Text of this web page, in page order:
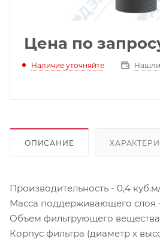
Цена по
Наличие уточняйте
ОПИСАНИЕ
Производительность - 0,4
Масса поддерживающего слоя
Объем фильтрующего
Корпус фильтра (диаметр х